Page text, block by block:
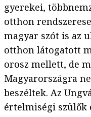
gyerekei,
otthon
magyar szót is az
otthon látogatott
orosz mellett, de
Magyarországra
beszéltek. Az
értelmiségi szülők